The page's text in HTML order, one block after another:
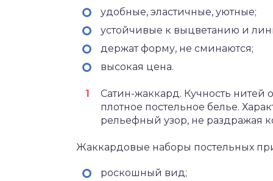
удобные, эластичные, уютные;
устойчивые к выцветанию и
держат форму, не сминаются;
высокая цена.
Сатин-жаккард. Кучность нитей
плотное постельное белье.
рельефный узор, не раздражая
Жаккардовые наборы постельных
роскошный вид;